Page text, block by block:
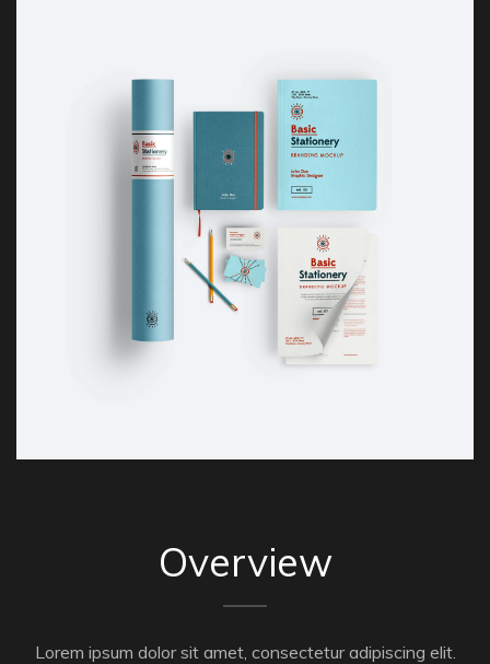
Overview
Lorem ipsum dolor sit amet, consectetur adipiscing elit.